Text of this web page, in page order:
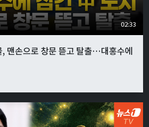
02:33
, 맨손으로 창문 뜯고 탈출…대홍수에